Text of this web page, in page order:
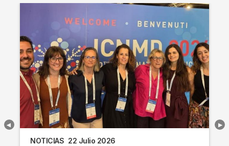
NOTICIAS 22 Julio 2026